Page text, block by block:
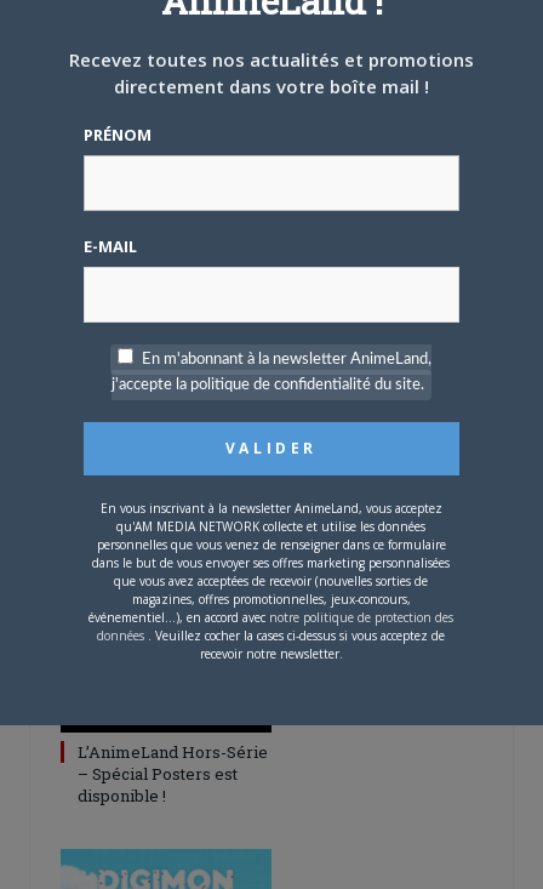
rende hommage, pource quarantième anniversaire
Share this:
Cliquez
pour
partager
une
fenêtre)
partager
une
partager
dans
PARLEZ-EN À VOS AMIS !
TwitterFacebookGoogle+PinterestLinkedIn
A PROPOS DE L'AUTEUR
ARTICLES LIÉS
L’AnimeLand Hors-Série
– Spécial Posters est
disponible !
Recevez toutes nos actualités et promotions
directement dans votre boîte mail !
PRÉNOM
E-MAIL
En m'abonnant à la newsletter AnimeLand,
j'accepte la politique de confidentialité du site.
En vous inscrivant à la newsletter AnimeLand, vous acceptez
qu'AM MEDIA NETWORK collecte et utilise les données
personnelles que vous venez de renseigner dans ce formulaire
dans le but de vous envoyer ses offres marketing personnalisées
que vous avez acceptées de recevoir (nouvelles sorties de
magazines, offres promotionnelles, jeux-concours,
événementiel...), en accord avec notre politique de protection des
données . Veuillez cocher la cases ci-dessus si vous acceptez de
recevoir notre newsletter.